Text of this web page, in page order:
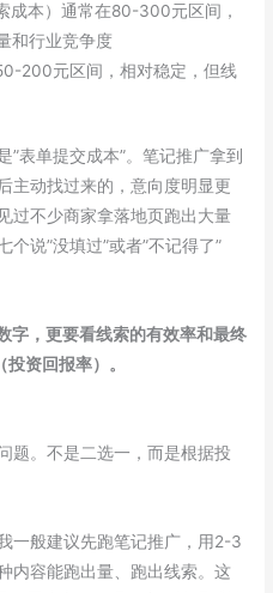
成本）通常在80-300元区间，
和行业竞争度
200元区间，相对稳定，但线
表单提交成本”。笔记推广拿到
主动找过来的，意向度明显更
过不少商家拿落地页跑出大量
说”没填过”或者”不记得了”
字，更要看线索的有效率和最终
资回报率）。
题。不是二选一，而是根据投
一般建议先跑笔记推广，用2-3
内容能跑出量、跑出线索。这